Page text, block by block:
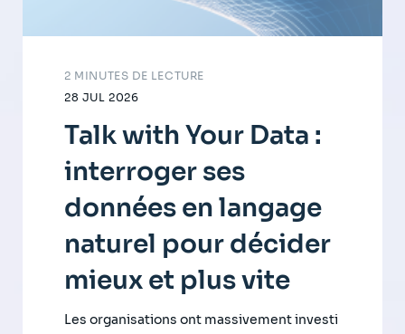
28 JUL 2026
2 MINUTES DE LECTURE
Talk with Your Data :
interroger ses
données en langage
naturel pour décider
mieux et plus vite
Les organisations ont massivement investi